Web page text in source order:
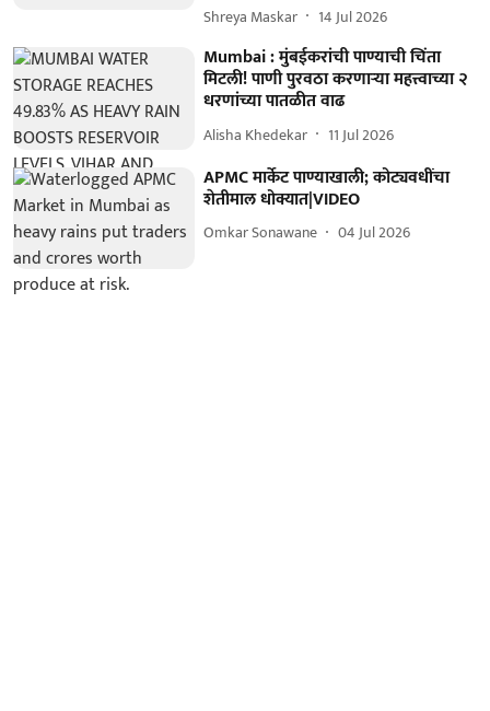
Shreya Maskar 14 Jul 2026
Mumbai : मुंबईकरांची पाण्याची चिंता
मिटली! पाणी पुरवठा करणाऱ्या महत्त्वाच्या २
धरणांच्या पातळीत वाढ
Alisha Khedekar 11 Jul 2026
APMC मार्केट पाण्याखाली; कोट्यवधींचा
शेतीमाल धोक्यात|VIDEO
Omkar Sonawane 04 Jul 2026